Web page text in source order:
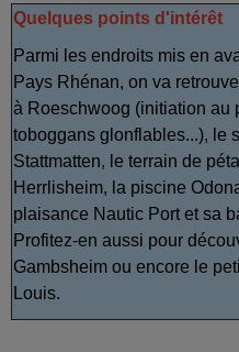
Quelques points d'intérêt
Parmi les endroits mis en
Pays Rhénan, on va
à Roeschwoog (initiation au
toboggans glonflables...), le
Stattmatten, le terrain de
Herrlisheim, la piscine
plaisance Nautic Port et sa
Profitez-en aussi pour
Gambsheim ou encore le
Louis.